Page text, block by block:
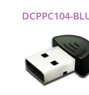
DCPPC104-